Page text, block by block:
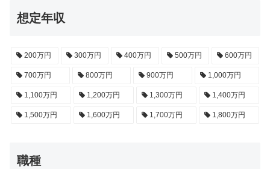
想定年収
200万円 300万円 400万円 500万円 600万円
700万円 800万円 900万円 1,000万円
1,100万円 1,200万円 1,300万円 1,400万円
1,500万円 1,600万円 1,700万円 1,800万円
職種